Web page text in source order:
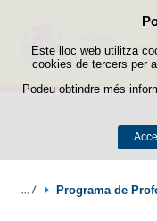
Este lloc web utilitza
cookies de tercers per
Podeu obtindre més